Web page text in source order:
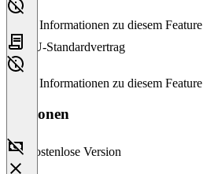
Keine Informationen zu diesem Feature
EU-Standardvertrag
Keine Informationen zu diesem Feature
Versionen
Kostenlose Version